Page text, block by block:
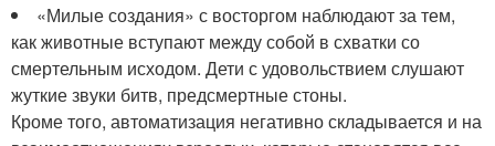
«Милые создания» с восторгом наблюдают за тем,
как животные вступают между собой в схватки со
смертельным исходом. Дети с удовольствием слушают
жуткие звуки битв, предсмертные стоны.
Кроме того, автоматизация негативно складывается и на